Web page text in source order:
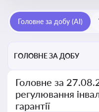
Головне за добу (AI)
ГОЛОВНЕ ЗА ДОБУ
Головне за
регулювання
гарантії